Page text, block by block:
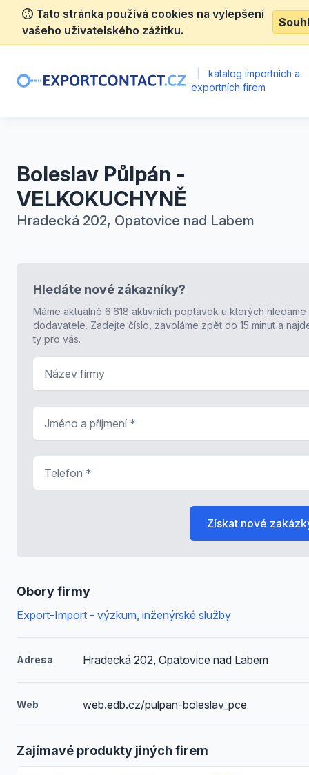
Tato stránka používá cookies na vylepšení
vašeho uživatelského zážitku.
katalog importních a
exportních firem
Boleslav Půlpán -
VELKOKUCHYNĚ
Hradecká 202, Opatovice nad Labem
Obory firmy
Export-Import - výzkum, inženýrské služby
Adresa Hradecká 202, Opatovice nad Labem
Web web.edb.cz/pulpan-boleslav_pce
Zajímavé produkty jiných firem
Hledáte nové zákazníky?
Máme aktuálně 6.618 aktivních poptávek u kterých hledáme
dodavatele. Zadejte číslo, zavoláme zpět do 15 minut a
ty pro vás.
Získat nové